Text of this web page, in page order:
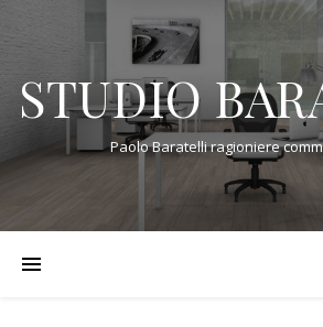
STUDIO
Paolo Baratelli ragioniere